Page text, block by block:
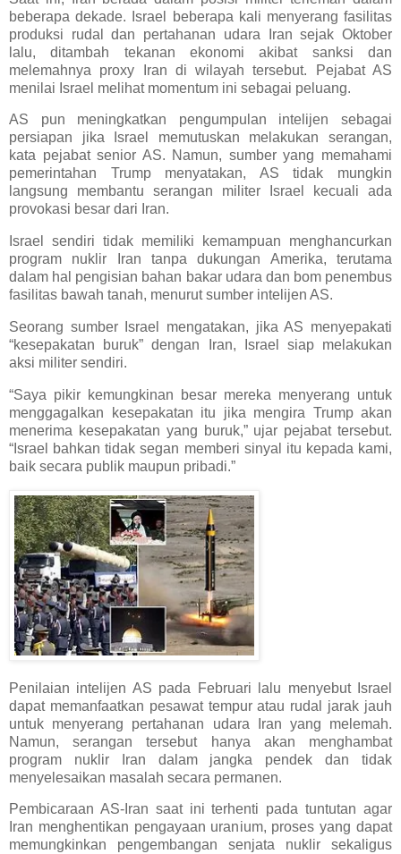
beberapa dekade. Israel beberapa kali menyerang fasilitas
produksi rudal dan pertahanan udara Iran sejak Oktober
lalu, ditambah tekanan ekonomi akibat sanksi dan
melemahnya proxy Iran di wilayah tersebut. Pejabat AS
menilai Israel melihat momentum ini sebagai peluang.
AS pun meningkatkan pengumpulan intelijen sebagai
persiapan jika Israel memutuskan melakukan serangan,
kata pejabat senior AS. Namun, sumber yang memahami
pemerintahan Trump menyatakan, AS tidak mungkin
langsung membantu serangan militer Israel kecuali ada
provokasi besar dari Iran.
Israel sendiri tidak memiliki kemampuan menghancurkan
program nuklir Iran tanpa dukungan Amerika, terutama
dalam hal pengisian bahan bakar udara dan bom penembus
fasilitas bawah tanah, menurut sumber intelijen AS.
Seorang sumber Israel mengatakan, jika AS menyepakati
“kesepakatan buruk” dengan Iran, Israel siap melakukan
aksi militer sendiri.
“Saya pikir kemungkinan besar mereka menyerang untuk
menggagalkan kesepakatan itu jika mengira Trump akan
menerima kesepakatan yang buruk,” ujar pejabat tersebut.
“Israel bahkan tidak segan memberi sinyal itu kepada kami,
baik secara publik maupun pribadi.”
Penilaian intelijen AS pada Februari lalu menyebut Israel
dapat memanfaatkan pesawat tempur atau rudal jarak jauh
untuk menyerang pertahanan udara Iran yang melemah.
Namun, serangan tersebut hanya akan menghambat
program nuklir Iran dalam jangka pendek dan tidak
menyelesaikan masalah secara permanen.
Pembicaraan AS-Iran saat ini terhenti pada tuntutan agar
Iran menghentikan pengayaan uranium, proses yang dapat
memungkinkan pengembangan senjata nuklir sekaligus